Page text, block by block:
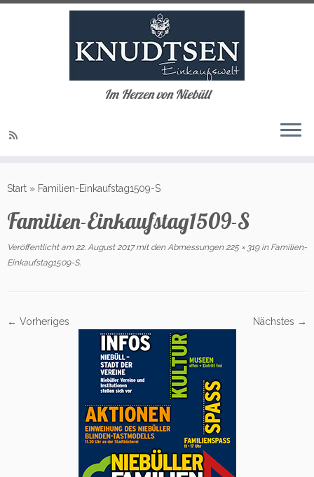
Inhalt
Im Herzen von Niebüll
Start » Familien-Einkaufstag1509-S
Familien-Einkaufstag1509-S
Veröffentlicht am 22. August 2017mit den Abmessungen225 × 319inFamilien-
Einkaufstag1509-S.
← Vorheriges Nächstes →